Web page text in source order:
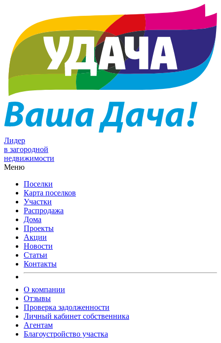
Лидер
в загородной
недвижимости
Меню
Поселки
Карта поселков
Участки
Распродажа
Дома
Проекты
Акции
Новости
Статьи
Контакты
О компании
Отзывы
Проверка задолженности
Личный кабинет собственника
Агентам
Благоустройство участка